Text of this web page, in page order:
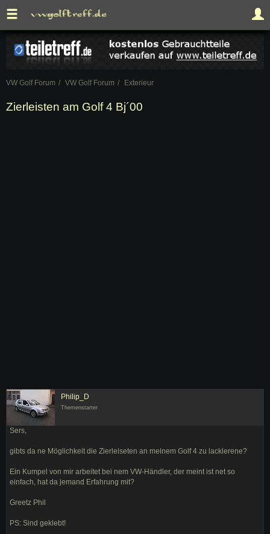
VW Golf Forum VW Golf Forum Exterieur
Zierleisten am Golf 4 Bj´00
Philip_D
Themenstarter
Sers,
gibts da ne Möglichkeit die Zierleiseten an meinem Golf 4 zu lackierene?
Ein Kumpel von mir arbeitet bei nem VW-Händler, der meint ist net so
einfach, hat da jemand Erfahrung mit?
Greetz Phil
PS: Sind geklebt!